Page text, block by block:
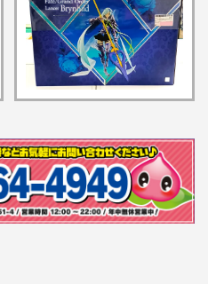
売りいただきました！！
【桃太郎王国 大宮宮原
店の入荷情報となりま
す】